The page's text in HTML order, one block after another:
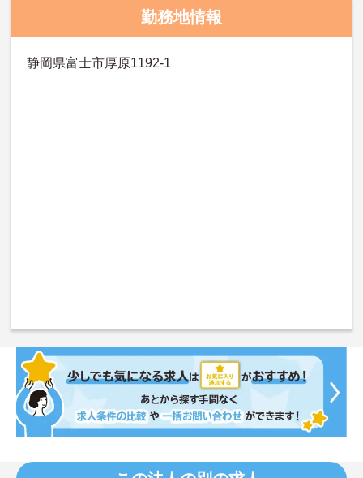
勤務地情報
静岡県富士市厚原1192-1